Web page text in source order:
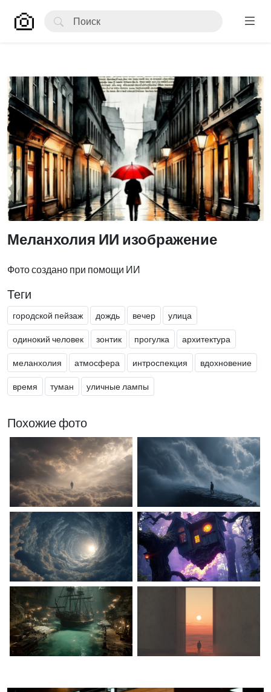
Меланхолия ИИ изображение
Фото создано при помощи ИИ
Теги
городской пейзаж дождь вечер улица
одинокий человек зонтик прогулка архитектура
меланхолия атмосфера интроспекция вдохновение
время туман уличные лампы
Похожие фото